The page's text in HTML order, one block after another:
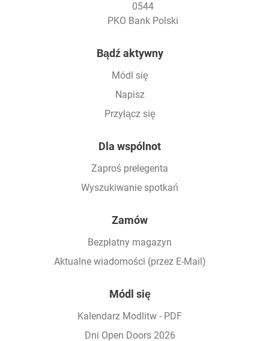
0544
PKO Bank Polski
Bądź aktywny
Módl się
Napisz
Przyłącz się
Dla wspólnot
Zaproś prelegenta
Wyszukiwanie spotkań
Zamów
Bezpłatny magazyn
Aktualne wiadomości (przez E-Mail)
Módl się
Kalendarz Modlitw - PDF
Dni Open Doors 2026